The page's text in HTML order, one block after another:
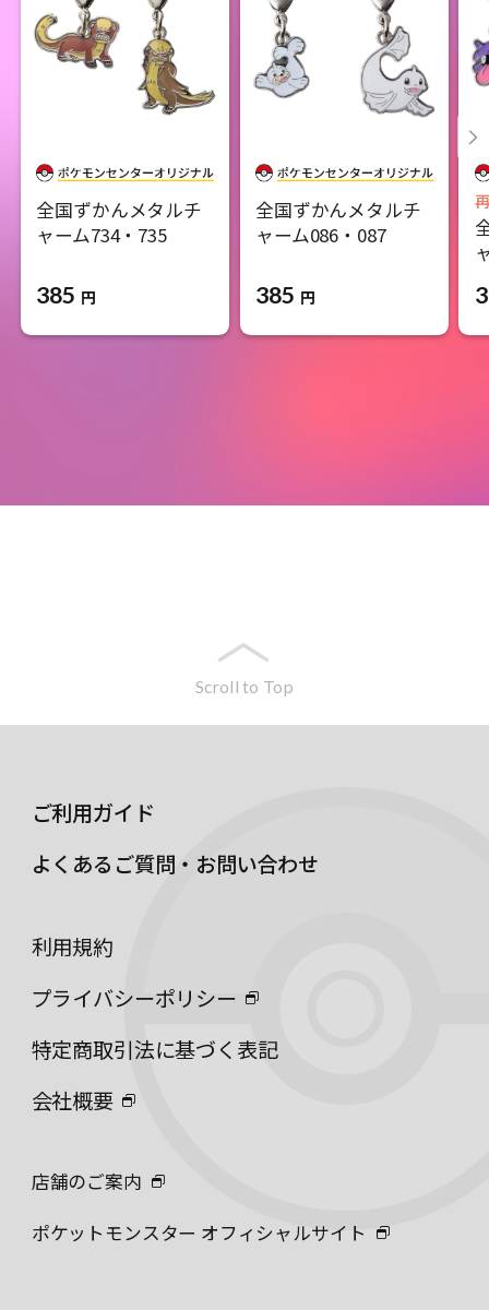
全国ずかんメタルチ
ャーム734・735
385 円
全国ずかんメタルチ
ャーム086・087
385 円
Scroll to Top
ご利用ガイド
よくあるご質問・お問い合わせ
利用規約
プライバシーポリシー
特定商取引法に基づく表記
会社概要
店舗のご案内
ポケットモンスター オフィシャルサイト